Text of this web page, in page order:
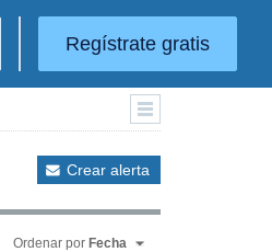
Regístrate gratis
Crear alerta
Ordenar por Fecha